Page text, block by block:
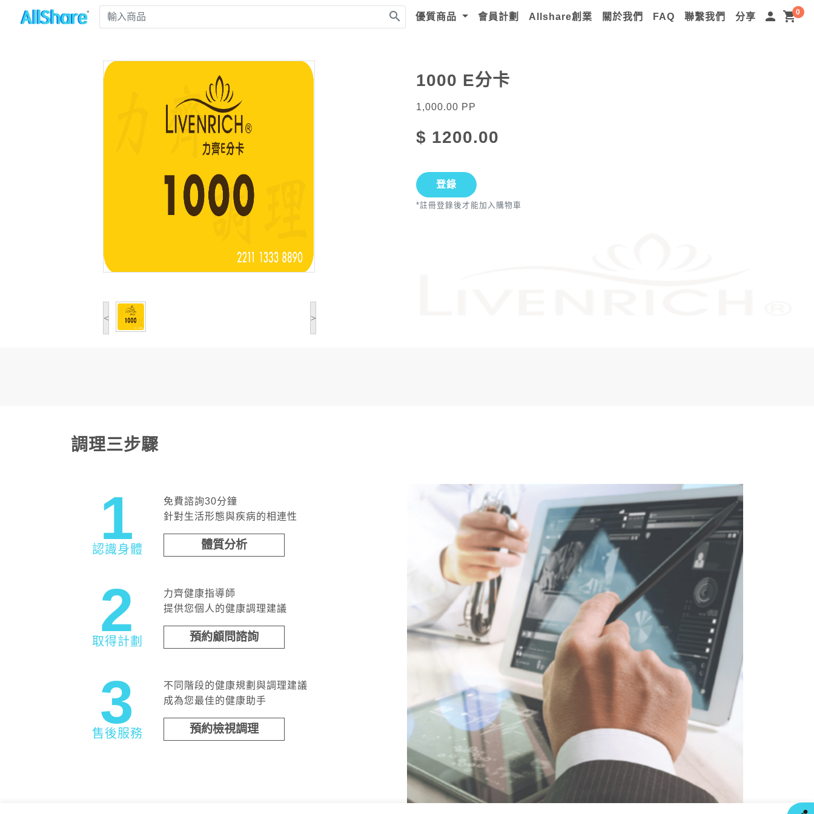
search 優質商品 會員計劃 Allshare創業 關於我們 FAQ 聯繫我們 分享 person shopping_cart0
< >
1000 E分卡
1,000.00 PP
$ 1200.00
登錄
*註冊登錄後才能加入購物車
調理三步驟
1
認識身體
免費諮詢30分鐘
針對生活形態與疾病的相連性
體質分析
2
取得計劃
力齊健康指導師
提供您個人的健康調理建議
預約顧問諮詢
3
售後服務
不同階段的健康規劃與調理建議
成為您最佳的健康助手
預約檢視調理